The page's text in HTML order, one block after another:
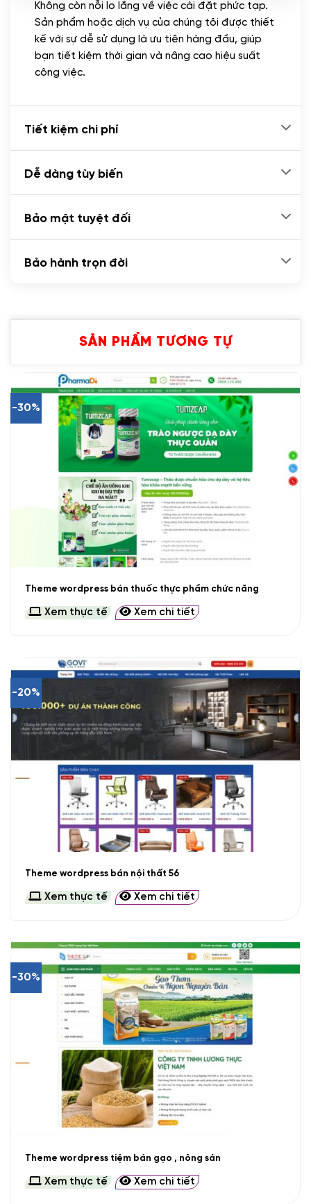
CÀI ĐẶT PLUGINS
Cài đặt plugin theo yêu cầu
(+100.000 VND)
Cài plugin xử lý thanh toán tự động qua
Không còn nỗi lo lắng về việc cài đặt phức tạp.
Sản phẩm hoặc dịch vụ của chúng tôi được thiết
kế với sự dễ sử dụng là ưu tiên hàng đầu, giúp
bạn tiết kiệm thời gian và nâng cao hiệu suất
công việc.
Tiết kiệm chi phí
Dễ dàng tùy biến
Bảo mật tuyệt đối
Bảo hành trọn đời
SẢN PHẨM TƯƠNG TỰ
-30%
Theme wordpress bán thuốc thực phẩm chức năng
Xem thực tế Xem chi tiết
-20%
Theme wordpress bán nội thất 56
Xem thực tế Xem chi tiết
-30%
Theme wordpress tiệm bán gạo , nông sản
Xem thực tế Xem chi tiết